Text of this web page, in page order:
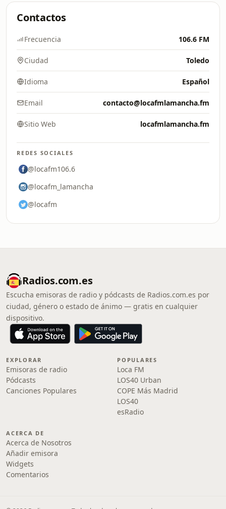
Contactos
Frecuencia 106.6 FM
Ciudad Toledo
Idioma Español
Email contacto@locafmlamancha.fm
Sitio Web locafmlamancha.fm
REDES SOCIALES
@locafm106.6
@locafm_lamancha
@locafm
Radios.com.es
Escucha emisoras de radio y pódcasts de Radios.com.es por
ciudad, género o estado de ánimo — gratis en cualquier
dispositivo.
EXPLORAR
Emisoras de radio
Pódcasts
Canciones Populares
POPULARES
Loca FM
LOS40 Urban
COPE Más Madrid
LOS40
esRadio
ACERCA DE
Acerca de Nosotros
Añadir emisora
Widgets
Comentarios